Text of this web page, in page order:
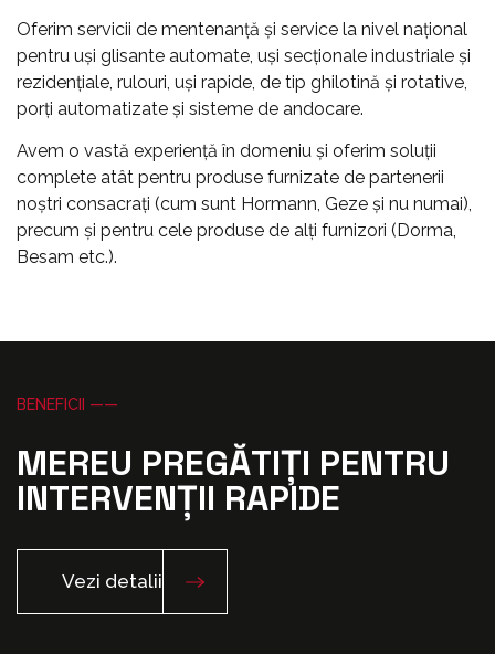
Oferim servicii de mentenanță și service la nivel național
pentru uși glisante automate, uși secționale industriale și
rezidențiale, rulouri, uși rapide, de tip ghilotină și rotative,
porți automatizate și sisteme de andocare.
Avem o vastă experiență în domeniu și oferim soluții
complete atât pentru produse furnizate de partenerii
noștri consacrați (cum sunt Hormann, Geze și nu numai),
precum și pentru cele produse de alți furnizori (Dorma,
Besam etc.).
BENEFICII ——
MEREU PREGĂTIȚI PENTRU
INTERVENȚII RAPIDE
Vezi detalii